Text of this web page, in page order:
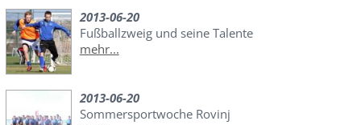
2013-06-20
Fußballzweig und seine Talente
mehr...
2013-06-20
Sommersportwoche Rovinj